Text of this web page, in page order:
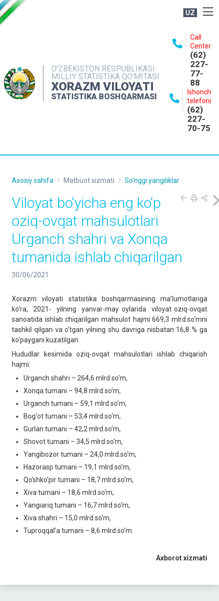
UZ
O'ZBEKISTON RESPUBLIKASI
MILLIY STATISTIKA QO'MITASI
XORAZM VILOYATI
STATISTIKA BOSHQARMASI
Call
Center
(62)
227-
77-
88
Ishonch
telefoni
(62)
227-
70-75
NASHRLAR
INTERAKTIV XIZMATLAR
MATBUOT XIZMATI
Asosiy sahifa Matbuot xizmati So'nggi yangiliklar
Viloyat bo‘yicha eng ko‘p
oziq-ovqat mahsulotlari
Urganch shahri va Xonqa
tumanida ishlab chiqarilgan
30/06/2021
Xorazm viloyati statistika boshqarmasining ma’lumotlariga
ko‘ra, 2021- yilning yanvar-may oylarida viloyat oziq-ovqat
sanoatida ishlab chiqarilgan mahsulot hajmi 669,3 mlrd.so‘mni
tashkil qilgan va o‘tgan yilning shu davriga nisbatan 16,8 % ga
ko‘paygani kuzatilgan.
Hududlar kesimida oziq-ovqat mahsulotlari ishlab chiqarish
hajmi:
Urganch shahri – 264,6 mlrd.so‘m,
Xonqa tumani – 94,8 mlrd.so‘m,
Urganch tumani – 59,1 mlrd.so‘m,
Bog‘ot tumani – 53,4 mlrd.so‘m,
Gurlan tumani – 42,2 mlrd.so‘m,
Shovot tumani – 34,5 mlrd.so‘m,
Yangibozor tumani – 24,0 mlrd.so‘m,
Hazorasp tumani – 19,1 mlrd.so‘m,
Qo‘shko‘pir tumani – 18,7 mlrd.so‘m,
Xiva tumani – 18,6 mlrd.so‘m,
Yangiariq tumani – 16,7 mlrd.so‘m,
Xiva shahri – 15,0 mlrd.so‘m,
Tuproqqal’a tumani – 8,6 mlrd.so‘m.
Axborot xizmati